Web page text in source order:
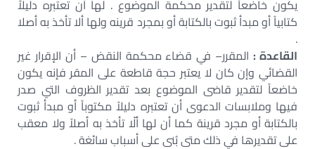
يكون خاضعاً لتقدير محكمة الموضوع . لها أن تعتبره دليلاً
كتابياً أو مبدأ ثبوت بالكتابة أو بمجرد قرينه ولها ألا تأخذ به أصلا
.
القاعدة :المقرر– في قضاء محكمة النقض – أن الإقرار غير
القضائي وإن كان لا يعتبر حجة قاطعة على المقر فإنه يكون
خاضعاً لتقدير قاضى الموضوع بعد تقدير الظروف التي صدر
فيها وملابسات الدعوى أن تعتبره دليلاً مكتوباً أو مبدأ ثبوت
بالكتابة أو مجرد قرينة كما أن لها ألّا تأخذ به أصلاً ولا معقب
على تقديرها في ذلك متى بُنى على أسباب سائغة .